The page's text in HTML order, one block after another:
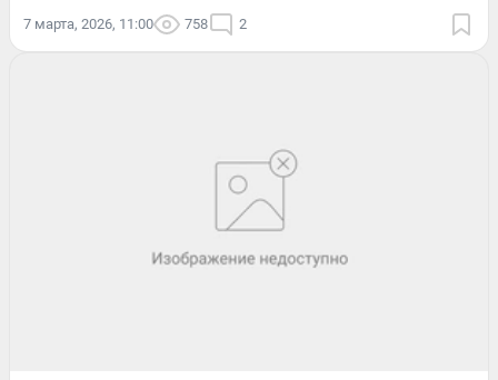
7 марта, 2026, 11:00 758 2